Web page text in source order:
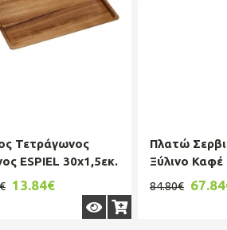
Τετράγωνος
ESPIEL 30x1,5εκ.
13.84€
Πλατώ
Ξύλινο Καφέ
80x30x4εκ.
84.80€